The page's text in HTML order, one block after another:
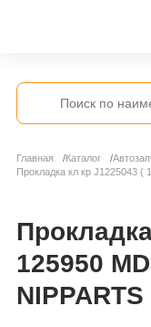
Главная Каталог
Прокладка кл кр J1225043 (
125950
NIPPARTS